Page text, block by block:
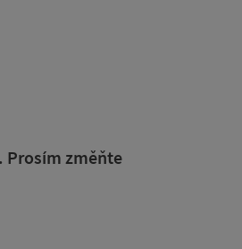
Prosím změňte